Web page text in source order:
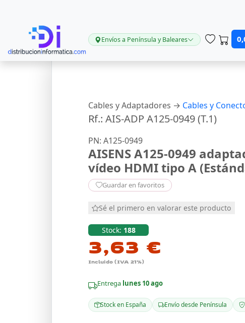
Envíos a Península y Baleares
Cables y Adaptadores → Cables y
Rf.: AIS-ADP A125-0949 (T.1)
PN: A125-0949
AISENS A125-0949
vídeo HDMI tipo A
Guardar en favoritos
Sé el primero en valorar este producto
Stock: 188
3,63 €
Incluido (IVA 21%)
Entrega lunes 10 ago
Stock en España Envío desde Península